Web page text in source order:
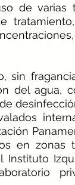
de varias
sin
del agua,
en zonas